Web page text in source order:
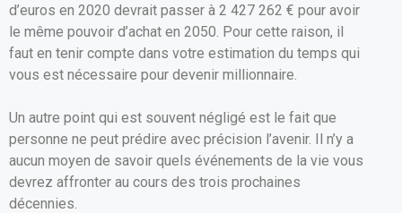
d’euros en 2020 devrait passer à 2 427 262 € pour avoir
le même pouvoir d’achat en 2050. Pour cette raison, il
faut en tenir compte dans votre estimation du temps qui
vous est nécessaire pour devenir millionnaire.
Un autre point qui est souvent négligé est le fait que
personne ne peut prédire avec précision l’avenir. Il n’y a
aucun moyen de savoir quels événements de la vie vous
devrez affronter au cours des trois prochaines
décennies.